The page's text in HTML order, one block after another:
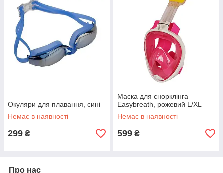
Окуляри для плавання, сині
Немає в наявності
299 ₴
Маска для снорклінга
Easybreath, рожевий L/XL
Немає в наявності
599 ₴
Про нас